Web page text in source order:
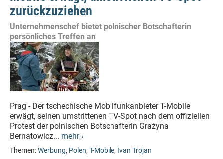
zurückzuziehen
Unternehmenschef bietet polnischer Botschafterin
persönliches Treffen an
Prag - Der tschechische Mobilfunkanbieter T-Mobile
erwägt, seinen umstrittenen TV-Spot nach dem offiziellen
Protest der polnischen Botschafterin Grażyna
Bernatowicz... mehr ›
Themen:Werbung, Polen, T-Mobile, Ivan Trojan